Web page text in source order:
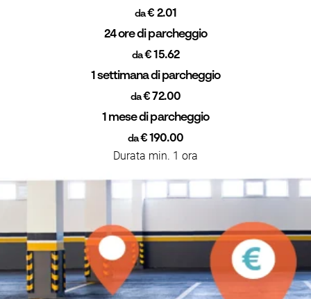
da€ 2.01
24 ore di parcheggio
da€ 15.62
1 settimana di parcheggio
da€ 72.00
1 mese di parcheggio
da€ 190.00
Durata min. 1 ora